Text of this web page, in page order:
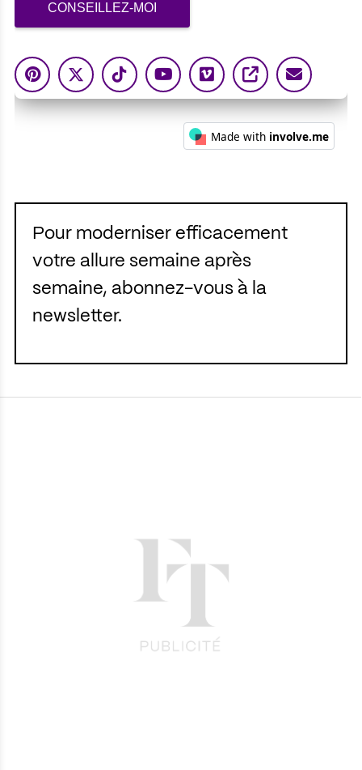
Pour moderniser efficacement
votre allure semaine après
semaine, abonnez-vous à la
newsletter.